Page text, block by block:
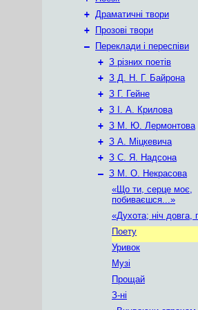
+ Драматичні твори
+
Прозові твори
–
Переклади і переспіви
+ З різних поетів
+ З Д. Н. Г. Байрона
+ З Г. Гейне
+ З I. А. Крилова
+ З М. Ю. Лермонтова
+ З А. Міцкевича
+ З С. Я. Надсона
– З М. О. Некрасова
«Що ти, серце моє,
побиваєшся...»
«Духота; ніч довга,
Поету
Уривок
Музі
Прощай
З-ні